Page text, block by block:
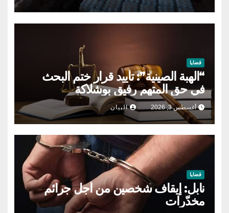
قضايا
“الهبة الصينية”: تأييد قرار ختم البحث
في حق المتهم رفيق بوشلاكة
أغسطس 3, 2026 البيان
قضايا
نابل: إيقاف شخصين من أجل جرائم
مخدّرات